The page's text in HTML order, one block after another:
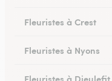
Fleuristes à Crest
Fleuristes à Nyons
Fleuristes à Dieulefit